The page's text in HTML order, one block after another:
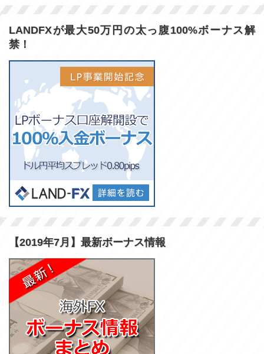
LANDFXが最大50万円の太っ腹100%ボーナス解
禁！
【2019年7月】最新ボーナス情報